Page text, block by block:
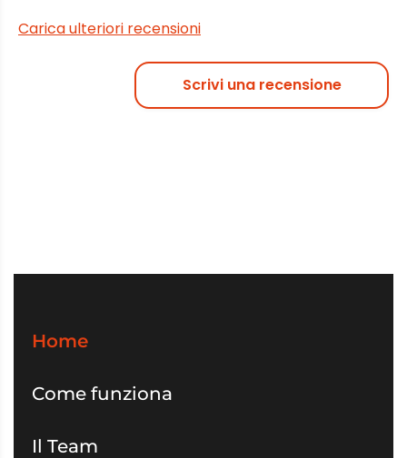
Carica ulteriori recensioni
Scrivi una recensione
Home
Come funziona
Il Team